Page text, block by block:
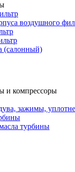
воздушного
(салонный)
и компрессоры
зажимы,
турбины